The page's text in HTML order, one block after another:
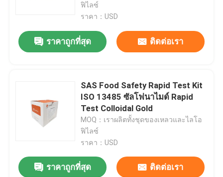
บ้าน
แสดง VR
เกี่ยวกับเรา
ฟิไลซ์
ราคา：USD
ราคาถูกที่สุด ติดต่อเรา
SAS Food Safety Rapid Test Kit
ISO 13485 ซัลโฟนาไมด์ Rapid
Test Colloidal Gold
MOQ：เราผลิตทั้งชุดของเหลวและไลโอ
ฟิไลซ์
ราคา：USD
ราคาถูกที่สุด ติดต่อเรา